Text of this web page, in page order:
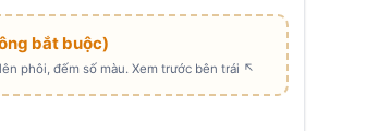
bắt buộc)
phôi, đếm số màu. Xem trước bên trái ↖